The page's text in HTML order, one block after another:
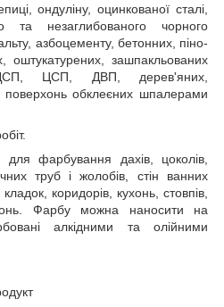
ондуліну, оцинкованої сталі,
та незаглибованого чорного
азбоцементу, бетонних, піно-
оштукатурених, зашпакльованих
ЦСП, ДВП, дерев'яних,
поверхонь обклеєних шпалерами
фарбування дахів, цоколів,
труб і жолобів, стін ванних
коридорів, кухонь, стовпів,
Фарбу можна наносити на
алкідними та олійними